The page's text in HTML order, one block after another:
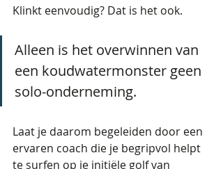
Klinkt eenvoudig? Dat is het ook.
Alleen is het overwinnen van
een koudwatermonster geen
solo-onderneming.
Laat je daarom begeleiden door een
ervaren coach die je begripvol helpt
te surfen op je initiële golf van